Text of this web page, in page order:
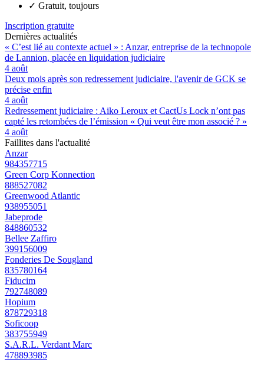
✓ Gratuit, toujours
Inscription gratuite
Dernières actualités
« C’est lié au contexte actuel » : Anzar, entreprise de la technopole
de Lannion, placée en liquidation judiciaire
4 août
Deux mois après son redressement judiciaire, l'avenir de GCK se
précise enfin
4 août
Redressement judiciaire : Aiko Leroux et CactUs Lock n’ont pas
capté les retombées de l’émission « Qui veut être mon associé ? »
4 août
Faillites dans l'actualité
Anzar
984357715
Green Corp Konnection
888527082
Greenwood Atlantic
938955051
Jabeprode
848860532
Bellee Zaffiro
399156009
Fonderies De Sougland
835780164
Fiducim
792748089
Hopium
878729318
Soficoop
383755949
S.A.R.L. Verdant Marc
478893985